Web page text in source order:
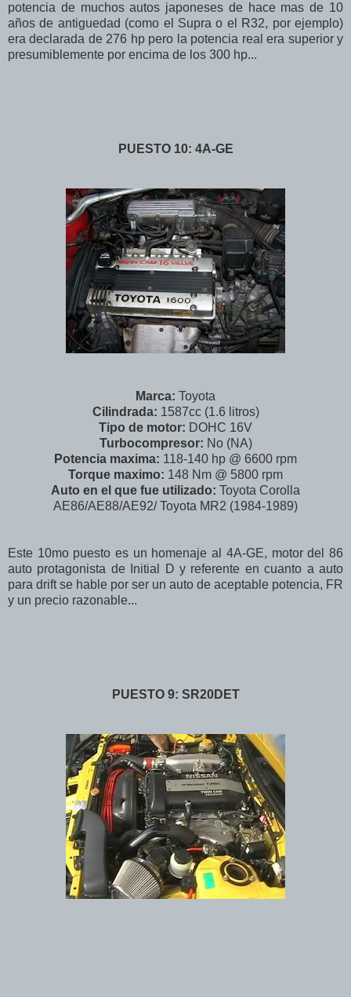
potencia de muchos autos japoneses de hace mas de 10
años de antiguedad (como el Supra o el R32, por ejemplo)
era declarada de 276 hp pero la potencia real era superior y
presumiblemente por encima de los 300 hp...
PUESTO 10: 4A-GE
Marca: Toyota
Cilindrada: 1587cc (1.6 litros)
Tipo de motor: DOHC 16V
Turbocompresor: No (NA)
Potencia maxima: 118-140 hp @ 6600 rpm
Torque maximo: 148 Nm @ 5800 rpm
Auto en el que fue utilizado: Toyota Corolla
AE86/AE88/AE92/ Toyota MR2 (1984-1989)
Este 10mo puesto es un homenaje al 4A-GE, motor del 86
auto protagonista de Initial D y referente en cuanto a auto
para drift se hable por ser un auto de aceptable potencia, FR
y un precio razonable...
PUESTO 9: SR20DET